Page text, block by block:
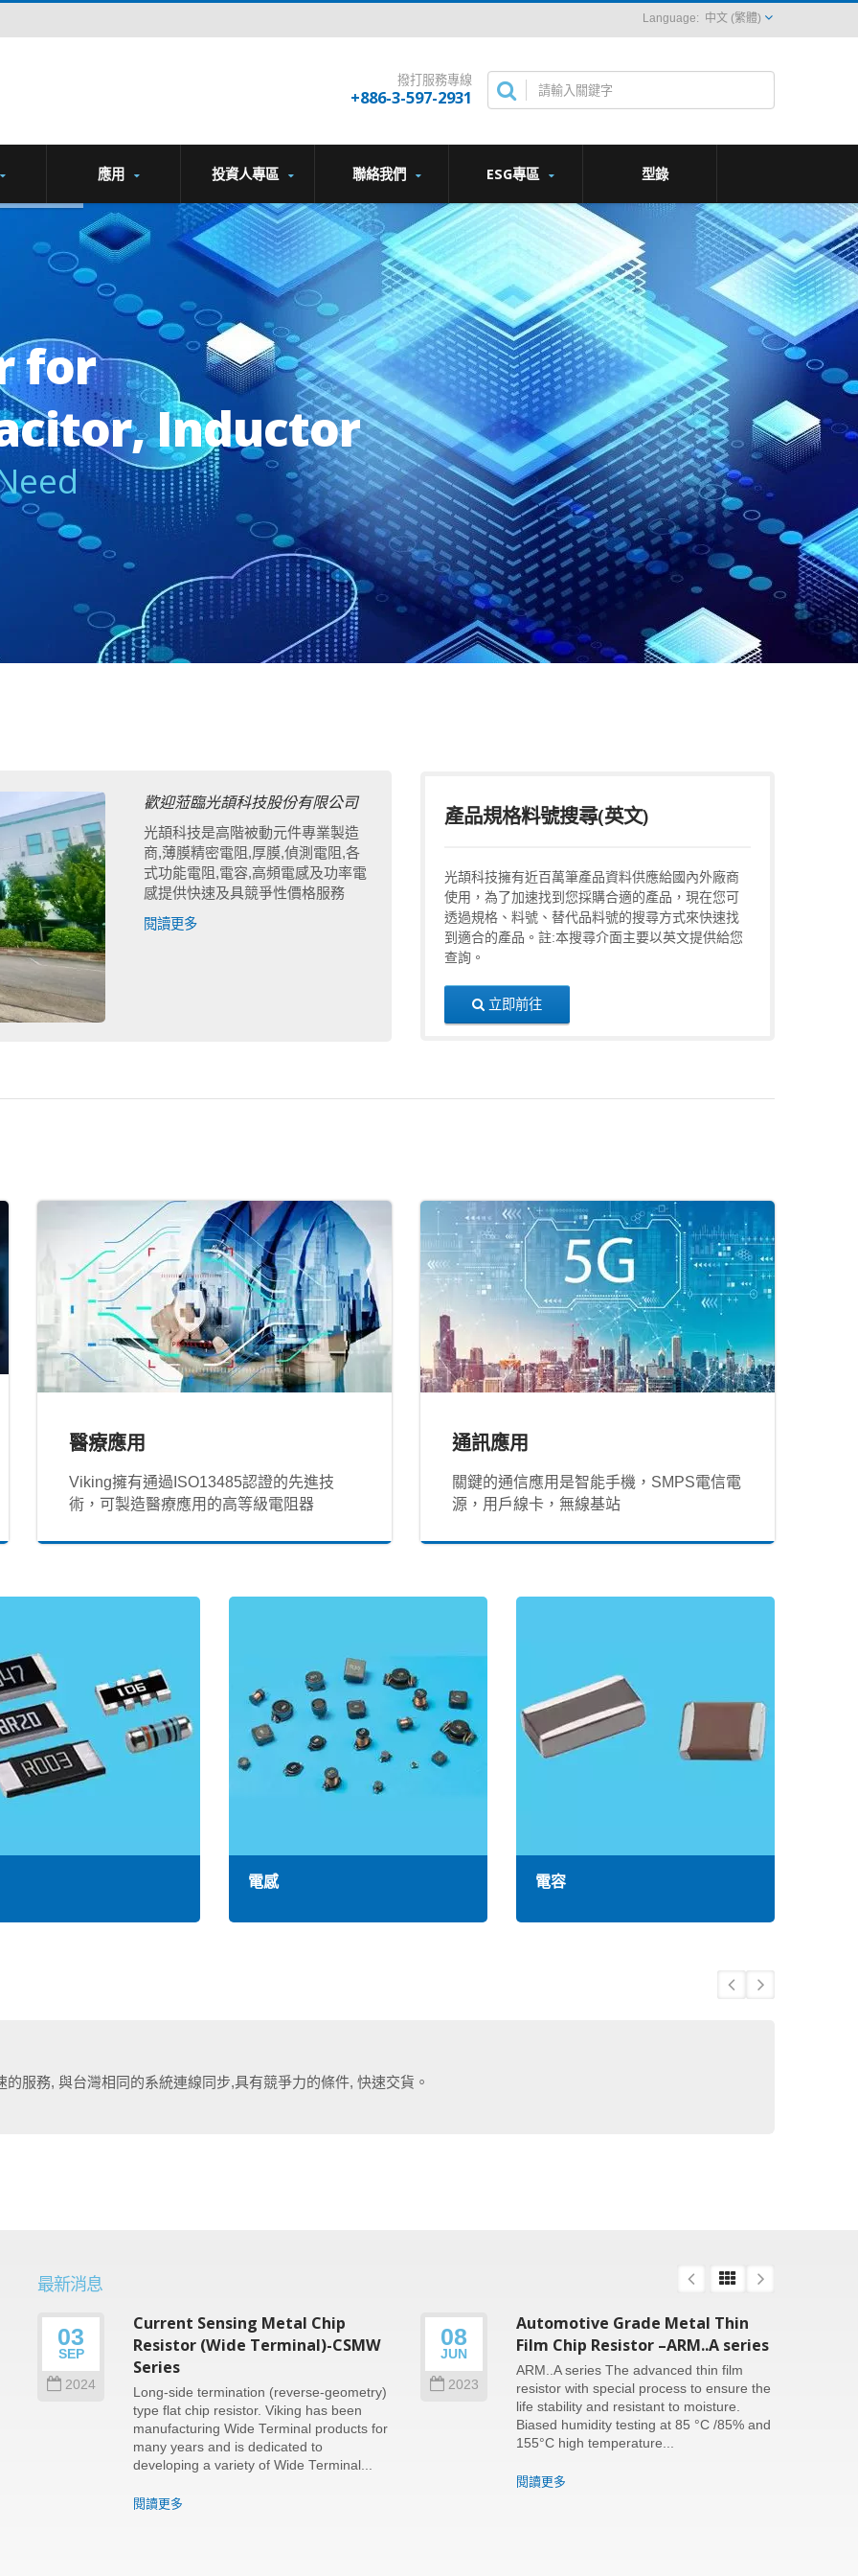
中文 (繁體)
撥打服務專線
+886-3-597-2931
應用 投資人專區 聯絡我們 ESG專區 型錄
for
Inductor
歡迎蒞臨光頡科技股份有限公司
光頡科技是高階被動元件專業製造
商,薄膜精密電阻,厚膜,偵測電阻,各
式功能電阻,電容,高頻電感及功率電
感提供快速及具競爭性價格服務
閱讀更多
產品規格料號搜尋(英文)
光頡科技擁有近百萬筆產品資料供應給國內外廠商
使用，為了加速找到您採購合適的產品，現在您可
透過規格、料號、替代品料號的搜尋方式來快速找
到適合的產品。註:本搜尋介面主要以英文提供給您
查詢。
立即前往
醫療應用
Viking擁有通過ISO13485認證的先進技
術，可製造醫療應用的高等級電阻器
通訊應用
關鍵的通信應用是智能手機，SMPS電信電
源，用戶線卡，無線基站
電感 電容
服務, 與台灣相同的系統連線同步,具有競爭力的條件, 快速交貨。
最新消息
03
SEP
2024
Current Sensing Metal Chip
Resistor (Wide Terminal)-CSMW
Series
Long-side termination (reverse-geometry)
type flat chip resistor. Viking has been
manufacturing Wide Terminal products for
many years and is dedicated to
developing a variety of Wide Terminal...
閱讀更多
08
JUN
2023
Automotive Grade Metal Thin
Film Chip Resistor –ARM..A series
ARM..A series The advanced thin film
resistor with special process to ensure the
life stability and resistant to moisture.
Biased humidity testing at 85 °C /85% and
155°C high temperature...
閱讀更多